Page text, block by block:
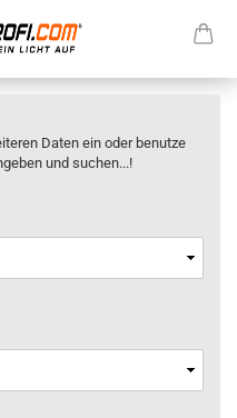
Daten ein oder benutze
und suchen...!